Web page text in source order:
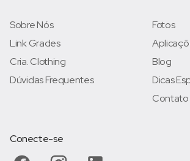
Sobre Nós
Link Grades
Cria. Clothing
Dúvidas Frequentes
Fotos
Blog
Dicas
Contato
Conecte-se